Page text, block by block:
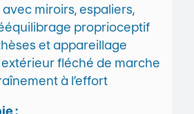
miroirs, espaliers,
proprioceptif
et appareillage
fléché de marche
à l’effort
: